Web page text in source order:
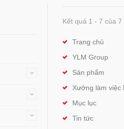
Kết quả 1 - 7 của 7
Trang chủ
YLM Group
Sản phẩm
Xưởng làm việc
Mục lục
Tin tức